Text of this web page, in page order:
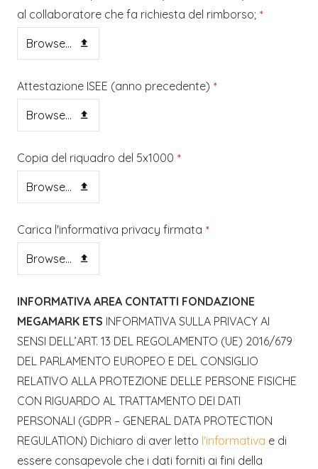
al collaboratore che fa richiesta del rimborso; *
Browse...
Attestazione ISEE (anno precedente) *
Browse...
Copia del riquadro del 5x1000 *
Browse...
Carica l'informativa privacy firmata *
Browse...
INFORMATIVA AREA CONTATTI FONDAZIONE
MEGAMARK ETS INFORMATIVA SULLA PRIVACY AI
SENSI DELL’ART. 13 DEL REGOLAMENTO (UE) 2016/679
DEL PARLAMENTO EUROPEO E DEL CONSIGLIO
RELATIVO ALLA PROTEZIONE DELLE PERSONE FISICHE
CON RIGUARDO AL TRATTAMENTO DEI DATI
PERSONALI (GDPR – GENERAL DATA PROTECTION
REGULATION) Dichiaro di aver letto l'informativa e di
essere consapevole che i dati forniti ai fini della